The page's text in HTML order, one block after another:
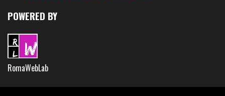
POWERED BY
RomaWebLab